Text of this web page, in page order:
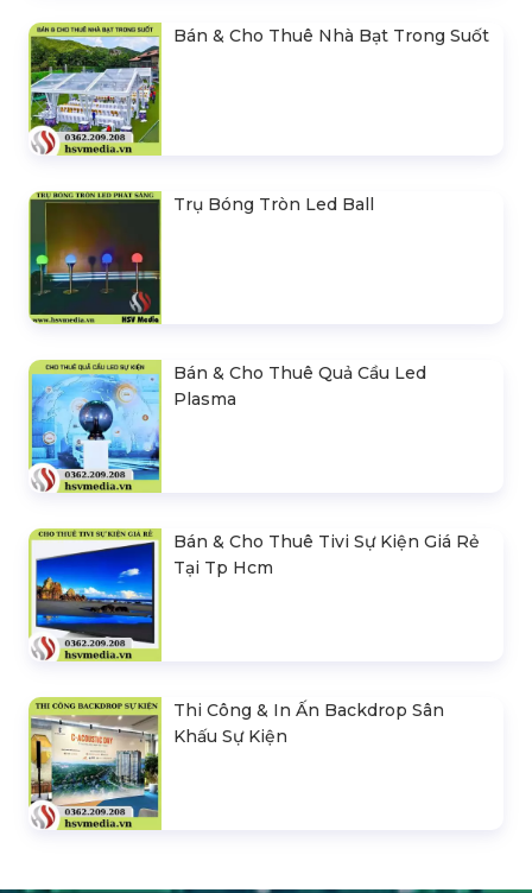
Bán & Cho Thuê Nhà Bạt Trong Suốt
Trụ Bóng Tròn Led Ball
Bán & Cho Thuê Quả Cầu Led
Plasma
Bán & Cho Thuê Tivi Sự Kiện Giá Rẻ
Tại Tp Hcm
Thi Công & In Ấn Backdrop Sân
Khấu Sự Kiện